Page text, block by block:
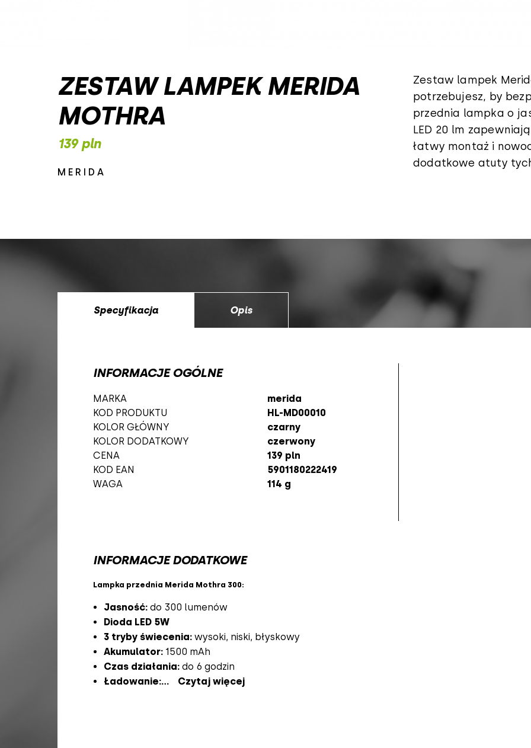
ZESTAW LAMPEK MERIDA
MOTHRA
139 pln
MERIDA
Zestaw lampek
potrzebujesz, by
przednia lampka o
LED 20 lm
łatwy montaż i
dodatkowe atuty
Specyfikacja Opis
INFORMACJE OGÓLNE
MARKA
merida
KOD PRODUKTU
HL-MD00010
KOLOR GŁÓWNY
czarny
KOLOR DODATKOWY
czerwony
CENA
139 pln
KOD EAN
5901180222419
WAGA
114 g
INFORMACJE DODATKOWE
Lampka przednia Merida Mothra 300:
Jasność:do 300 lumenów
Dioda LED 5W
3 tryby świecenia:wysoki, niski, błyskowy
Akumulator: 1500 mAh
Czas działania:do 6 godzin
Ładowanie:... Czytaj więcej